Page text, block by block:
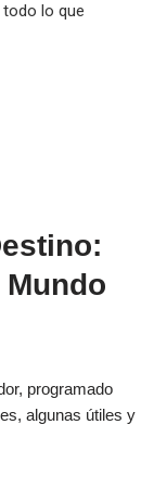
lo que
programado
algunas útiles y